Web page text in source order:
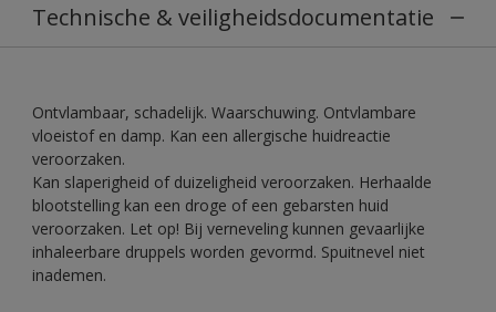
Technische & veiligheidsdocumentatie
Ontvlambaar, schadelijk. Waarschuwing. Ontvlambare
vloeistof en damp. Kan een allergische huidreactie
veroorzaken.
Kan slaperigheid of duizeligheid veroorzaken. Herhaalde
blootstelling kan een droge of een gebarsten huid
veroorzaken. Let op! Bij verneveling kunnen gevaarlijke
inhaleerbare druppels worden gevormd. Spuitnevel niet
inademen.